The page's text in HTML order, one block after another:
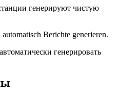
генерируют чистую
Berichte generieren.
генерировать